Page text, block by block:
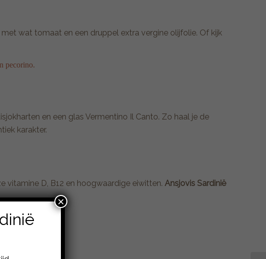
wat tomaat en een druppel extra vergine olijfolie. Of kijk
pecorino.
en een glas Vermentino Il Canto. Zo haal je de
karakter.
D, B12 en hoogwaardige eiwitten. Ansjovis Sardinië
×